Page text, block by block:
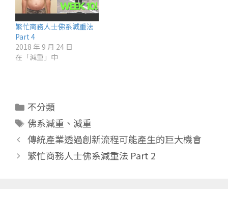
繁忙商務人士佛系減重法
Part 4
2018 年 9 月 24 日
在「減重」中
分
類
不分類
標
籤
佛系減重 、 減重
傳統產業透過創新流程可能產生的巨大機會
繁忙商務人士佛系減重法 Part 2